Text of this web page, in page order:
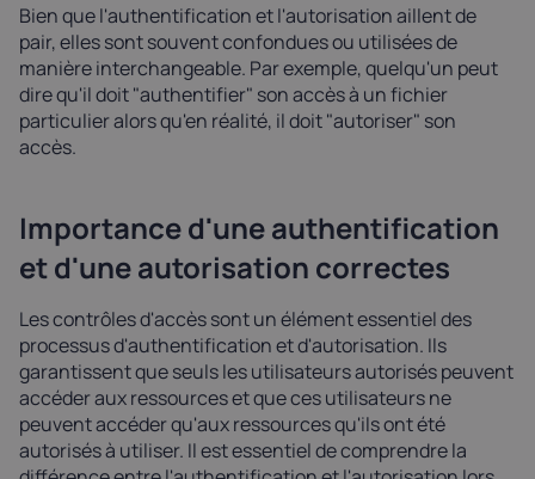
Bien que l'authentification et l'autorisation aillent de
pair, elles sont souvent confondues ou utilisées de
manière interchangeable. Par exemple, quelqu'un peut
dire qu'il doit "authentifier" son accès à un fichier
particulier alors qu'en réalité, il doit "autoriser" son
accès.
Importance d'une authentification
et d'une autorisation correctes
Les contrôles d'accès sont un élément essentiel des
processus d'authentification et d'autorisation. Ils
garantissent que seuls les utilisateurs autorisés peuvent
accéder aux ressources et que ces utilisateurs ne
peuvent accéder qu'aux ressources qu'ils ont été
autorisés à utiliser. Il est essentiel de comprendre la